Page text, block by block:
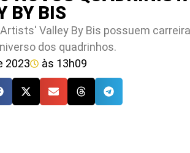
BY BIS
Valley By Bis possuem
dos quadrinhos.
2023 às 13h09